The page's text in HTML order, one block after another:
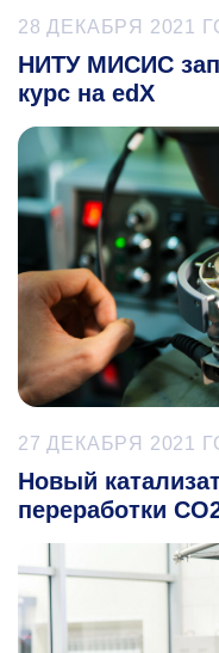
28 ДЕКАБРЯ 2021
НИТУ МИСИС
курс на edX
27 ДЕКАБРЯ 2021
Новый
переработки